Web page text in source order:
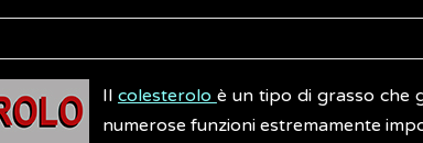
Il colesterolo è un tipo di grasso che
numerose funzioni estremamente